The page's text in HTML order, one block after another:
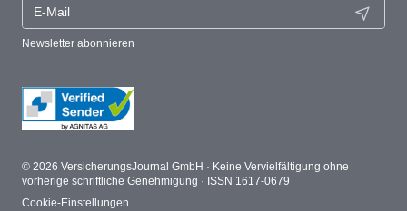
Newsletter abonnieren
© 2026 VersicherungsJournal GmbH · Keine Vervielfältigung ohne
vorherige schriftliche Genehmigung · ISSN 1617-0679
Cookie-Einstellungen